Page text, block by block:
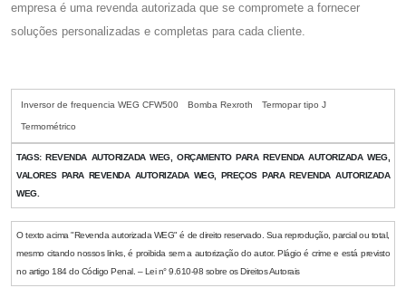
empresa é uma revenda autorizada que se compromete a fornecer
soluções personalizadas e completas para cada cliente.
Inversor de frequencia WEG CFW500 Bomba Rexroth Termopar tipo J
Termométrico
TAGS:REVENDA AUTORIZADA WEG, ORÇAMENTO PARA REVENDA AUTORIZADA WEG,
VALORES PARA REVENDA AUTORIZADA WEG, PREÇOS PARA REVENDA AUTORIZADA
WEG.
O texto acima "Revenda autorizada WEG" é de direito reservado. Sua reprodução, parcial ou total,
mesmo citando nossos links, é proibida sem a autorização do autor. Plágio é crime e está previsto
no artigo 184 do Código Penal. – Lei n° 9.610-98 sobre os Direitos Autorais